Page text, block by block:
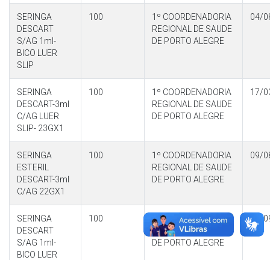
SERINGA
DESCART
S/AG 1ml-
BICO LUER
SLIP
100
1º COORDENADORIA
REGIONAL DE SAUDE
DE PORTO ALEGRE
04/
SERINGA
DESCART-3ml
C/AG LUER
SLIP- 23GX1
100
1º COORDENADORIA
REGIONAL DE SAUDE
DE PORTO ALEGRE
17/
SERINGA
ESTERIL
DESCART-3ml
C/AG 22GX1
100
1º COORDENADORIA
REGIONAL DE SAUDE
DE PORTO ALEGRE
09/
SERINGA
DESCART
S/AG 1ml-
BICO LUER
100
1º COORDENADORIA
REGIONAL DE SAUDE
DE PORTO ALEGRE
09/